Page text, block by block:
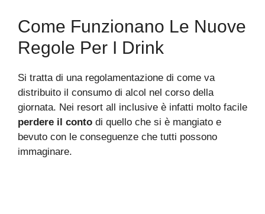
Come Funzionano Le Nuove
Regole Per I Drink
Si tratta di una regolamentazione di come va
distribuito il consumo di alcol nel corso della
giornata. Nei resort all inclusive è infatti molto facile
perdere il conto di quello che si è mangiato e
bevuto con le conseguenze che tutti possono
immaginare.